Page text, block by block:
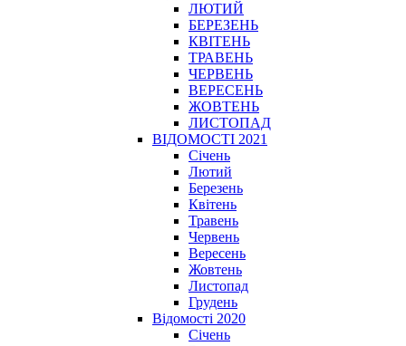
ЛЮТИЙ
БЕРЕЗЕНЬ
КВІТЕНЬ
ТРАВЕНЬ
ЧЕРВЕНЬ
ВЕРЕСЕНЬ
ЖОВТЕНЬ
ЛИСТОПАД
ВІДОМОСТІ 2021
Січень
Лютий
Березень
Квітень
Травень
Червень
Вересень
Жовтень
Листопад
Грудень
Відомості 2020
Січень